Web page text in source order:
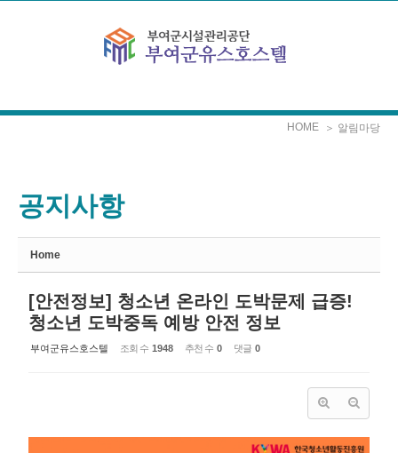
HOME ＞ 알림마당
공지사항
Home
[안전정보] 청소년 온라인 도박문제 급증!
청소년 도박중독 예방 안전 정보
부여군유스호스텔 조회 수 1948 추천 수 0 댓글 0